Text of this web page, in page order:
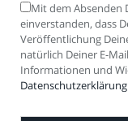
Mit dem Absenden
einverstanden, dass
Veröffentlichung
natürlich Deiner E-
Informationen und
Datenschutzerklärung